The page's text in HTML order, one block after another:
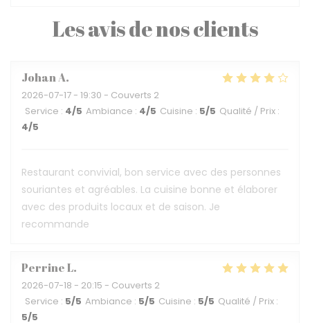
Les avis de nos clients
JohanA
2026-07-17 - 19:30 - Couverts 2
Service : 4/5 Ambiance : 4/5 Cuisine : 5/5 Qualité / Prix :
4/5
Restaurant convivial, bon service avec des personnes
souriantes et agréables. La cuisine bonne et élaborer
avec des produits locaux et de saison. Je
recommande
PerrineL
2026-07-18 - 20:15 - Couverts 2
Service : 5/5 Ambiance : 5/5 Cuisine : 5/5 Qualité / Prix :
5/5